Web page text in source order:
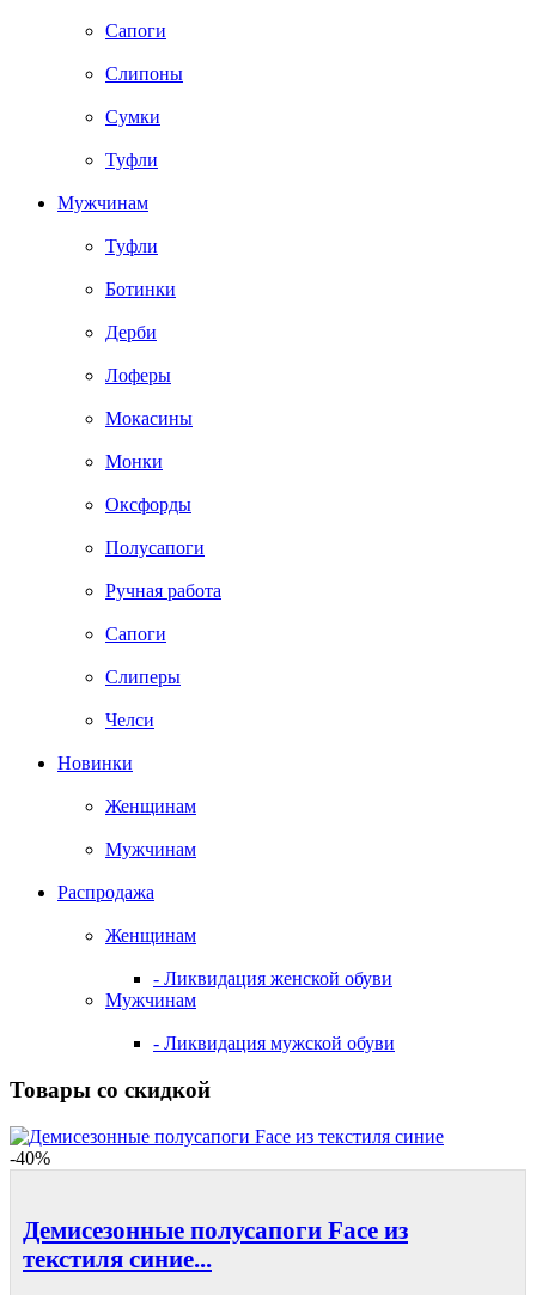
Сапоги
Слипоны
Сумки
Туфли
Мужчинам
Туфли
Ботинки
Дерби
Лоферы
Мокасины
Монки
Оксфорды
Полусапоги
Ручная работа
Сапоги
Слиперы
Челси
Новинки
Женщинам
Мужчинам
Распродажа
Женщинам
- Ликвидация женской обуви
Мужчинам
- Ликвидация мужской обуви
Товары со скидкой
-40%
Демисезонные полусапоги Face из
текстиля синие...